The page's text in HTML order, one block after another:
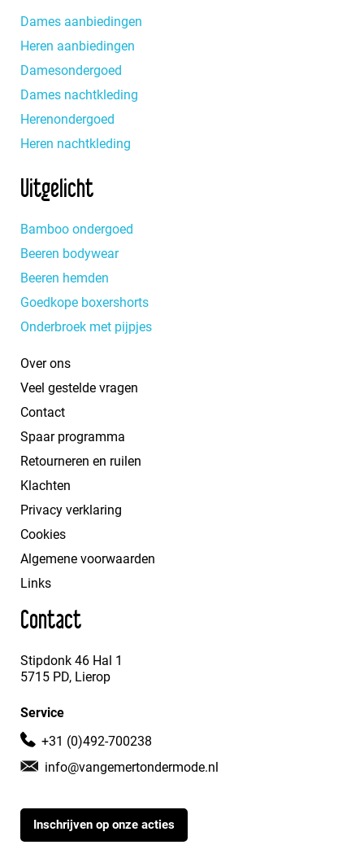
Klantenservice
Account
Dames aanbiedingen
Heren aanbiedingen
Damesondergoed
Dames nachtkleding
Herenondergoed
Heren nachtkleding
Uitgelicht
Bamboo ondergoed
Beeren bodywear
Beeren hemden
Goedkope boxershorts
Onderbroek met pijpjes
Over ons
Veel gestelde vragen
Contact
Spaar programma
Retourneren en ruilen
Klachten
Privacy verklaring
Cookies
Algemene voorwaarden
Links
Contact
Stipdonk 46 Hal 1
5715 PD, Lierop
Service
+31 (0)492-700238
info@vangemertondermode.nl
Inschrijven op onze acties